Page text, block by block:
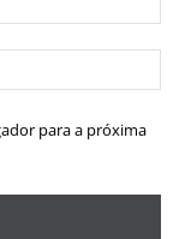
para a próxima